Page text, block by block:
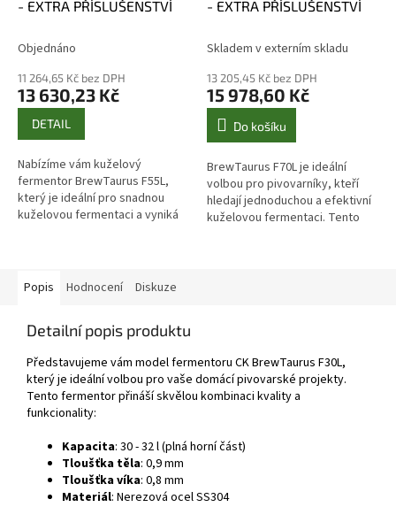
R
M
- EXTRA PŘÍSLUŠENSTVÍ
Objednáno
11 264,65 Kč bez DPH
13 630,23 Kč
DETAIL
Nabízíme vám kuželový
fermentor BrewTaurus F55L,
který je ideální pro snadnou
kuželovou fermentaci a vyniká
R
M
- EXTRA PŘÍSLUŠENSTVÍ
Skladem v externím skladu
13 205,45 Kč bez DPH
15 978,60 Kč
Do košíku
BrewTaurus F70L je ideální
volbou pro pivovarníky, kteří
hledají jednoduchou a efektivní
kuželovou fermentaci. Tento
Popis Hodnocení Diskuze
Detailní popis produktu
Představujeme vám model fermentoru CK BrewTaurus F30L,
který je ideální volbou pro vaše domácí pivovarské projekty.
Tento fermentor přináší skvělou kombinaci kvality a
funkcionality:
Kapacita: 30 - 32 l (plná horní část)
Tloušťka těla: 0,9 mm
Tloušťka víka: 0,8 mm
Materiál: Nerezová ocel SS304